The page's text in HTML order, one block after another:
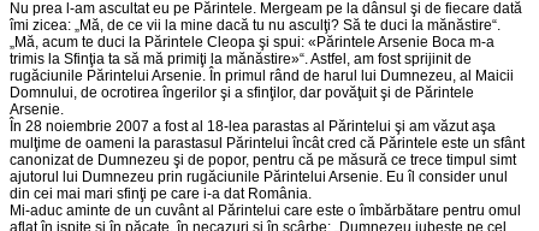
Nu prea l-am ascultat eu pe Părintele. Mergeam pe la dânsul şi de fiecare dată
îmi zicea: „Mă, de ce vii la mine dacă tu nu asculţi? Să te duci la mănăstire“.
„Mă, acum te duci la Părintele Cleopa şi spui: «Părintele Arsenie Boca m-a
trimis la Sfinţia ta să mă primiţi la mănăstire»“. Astfel, am fost sprijinit de
rugăciunile Părintelui Arsenie. În primul rând de harul lui Dumnezeu, al Maicii
Domnului, de ocrotirea îngerilor şi a sfinţilor, dar povăţuit şi de Părintele
Arsenie.
În 28 noiembrie 2007 a fost al 18-lea parastas al Părintelui şi am văzut aşa
mulţime de oameni la parastasul Părintelui încât cred că Părintele este un sfânt
canonizat de Dumnezeu şi de popor, pentru că pe măsură ce trece timpul simt
ajutorul lui Dumnezeu prin rugăciunile Părintelui Arsenie. Eu îl consider unul
din cei mai mari sfinţi pe care i-a dat România.
Mi-aduc aminte de un cuvânt al Părintelui care este o îmbărbătare pentru omul
aflat în ispite şi în păcate, în necazuri şi în scârbe: „Dumnezeu iubeşte pe cel